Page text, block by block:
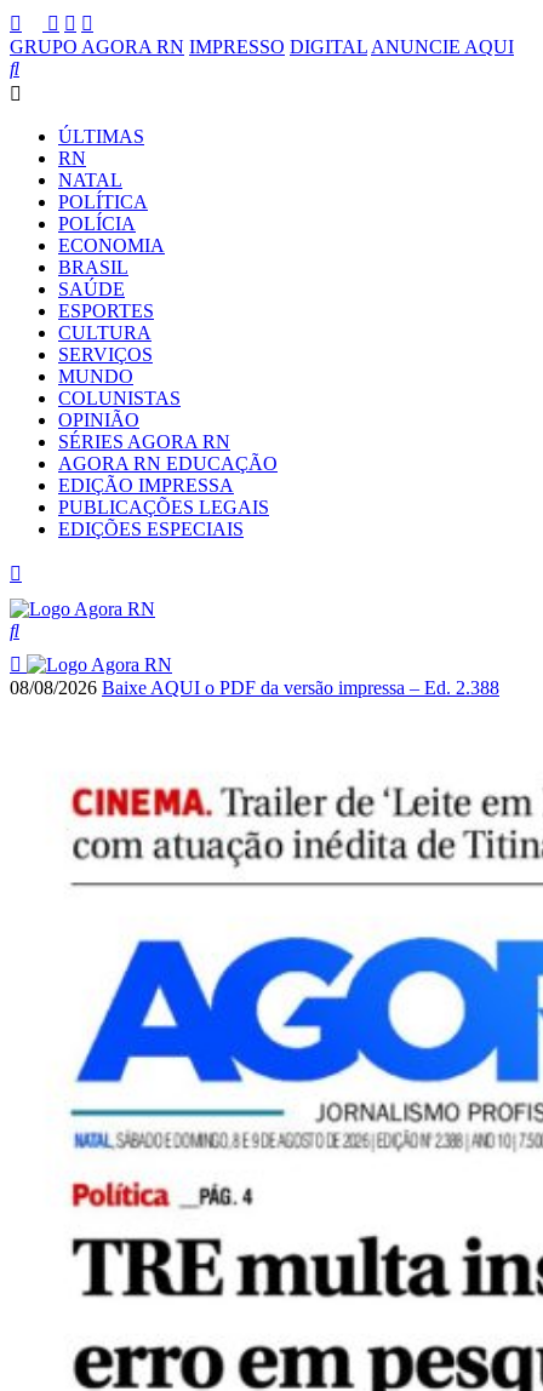
GRUPO AGORA RN IMPRESSO DIGITAL ANUNCIE AQUI
ÚLTIMAS
RN
NATAL
POLÍTICA
POLÍCIA
ECONOMIA
BRASIL
SAÚDE
ESPORTES
CULTURA
SERVIÇOS
MUNDO
COLUNISTAS
OPINIÃO
SÉRIES AGORA RN
AGORA RN EDUCAÇÃO
EDIÇÃO IMPRESSA
PUBLICAÇÕES LEGAIS
EDIÇÕES ESPECIAIS
08/08/2026 Baixe AQUI o PDF da versão impressa – Ed. 2.388